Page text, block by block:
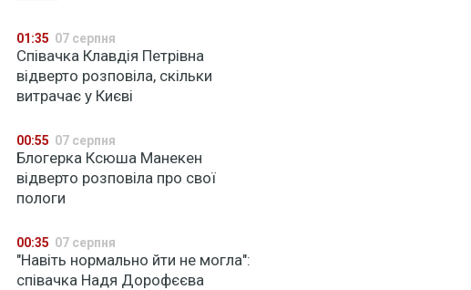
01:35 07 серпня
Співачка Клавдія Петрівна
відверто розповіла, скільки
витрачає у Києві
00:55 07 серпня
Блогерка Ксюша Манекен
відверто розповіла про свої
пологи
00:35 07 серпня
"Навіть нормально йти не могла":
співачка Надя Дорофєєва